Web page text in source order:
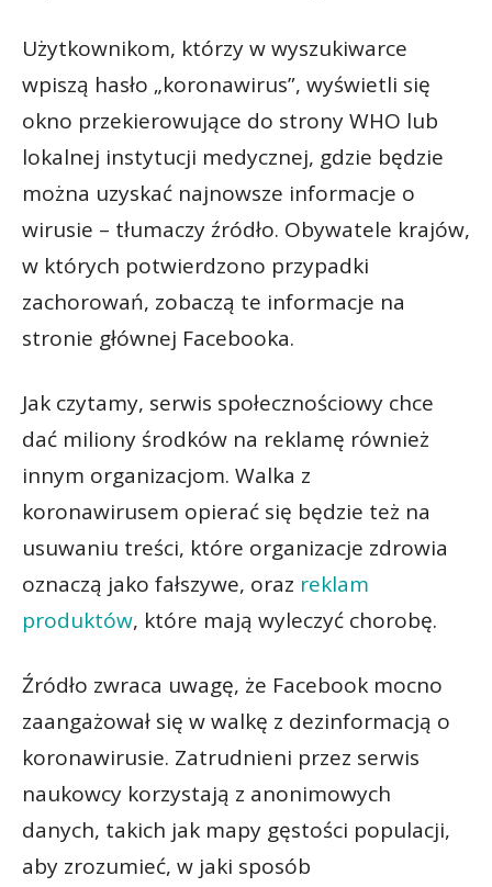
Użytkownikom, którzy w wyszukiwarce
wpiszą hasło „koronawirus”, wyświetli się
okno przekierowujące do strony WHO lub
lokalnej instytucji medycznej, gdzie będzie
można uzyskać najnowsze informacje o
wirusie – tłumaczy źródło. Obywatele krajów,
w których potwierdzono przypadki
zachorowań, zobaczą te informacje na
stronie głównej Facebooka.
Jak czytamy, serwis społecznościowy chce
dać miliony środków na reklamę również
innym organizacjom. Walka z
koronawirusem opierać się będzie też na
usuwaniu treści, które organizacje zdrowia
oznaczą jako fałszywe, oraz reklam
produktów, które mają wyleczyć chorobę.
Źródło zwraca uwagę, że Facebook mocno
zaangażował się w walkę z dezinformacją o
koronawirusie. Zatrudnieni przez serwis
naukowcy korzystają z anonimowych
danych, takich jak mapy gęstości populacji,
aby zrozumieć, w jaki sposób